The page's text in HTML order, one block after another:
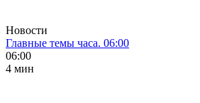
Новости
Главные темы часа. 06:00
06:00
4 мин